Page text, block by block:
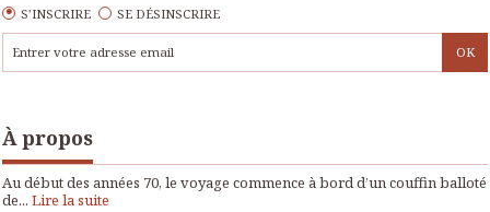
S'INSCRIRE SE DÉSINSCRIRE
À propos
Au début des années 70, le voyage commence à bord d’un couffin balloté
de... Lire la suite